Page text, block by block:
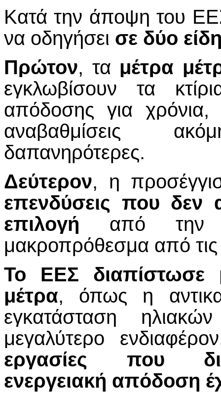
Κατά την άποψη του
να οδηγήσει σε δύο
Πρώτον, τα μέτρα
εγκλωβίσουν τα
απόδοσης για χρόνια,
αναβαθμίσεις
δαπανηρότερες.
Δεύτερον, η
επενδύσεις που δεν
επιλογή από την
μακροπρόθεσμα από
Το ΕΕΣ διαπίστωσε
μέτρα, όπως η
εγκατάσταση
μεγαλύτερο
εργασίες που
ενεργειακή απόδοση